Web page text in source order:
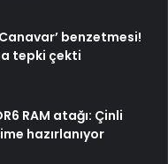
benzetmesi!
tepki çekti
RAM atağı: Çinli
hazırlanıyor